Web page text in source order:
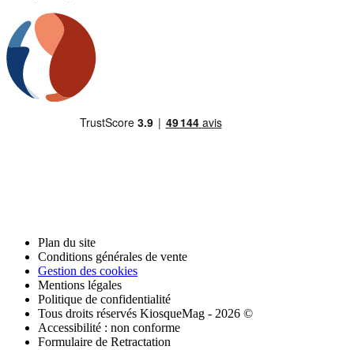
Plan du site
Conditions générales de vente
Gestion des cookies
Mentions légales
Politique de confidentialité
Tous droits réservés KiosqueMag - 2026 ©
Accessibilité : non conforme
Formulaire de Retractation